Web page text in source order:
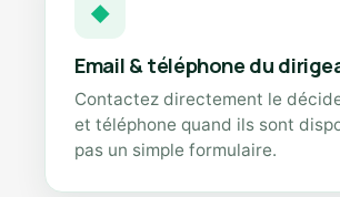
◆
Email & téléphone du
Contactez directement le
et téléphone quand ils sont
pas un simple formulaire.